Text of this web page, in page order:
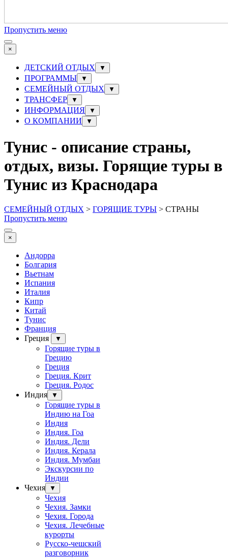
Пропустить меню
×
ДЕТСКИЙ ОТДЫХ ▼
ПРОГРАММЫ ▼
СЕМЕЙНЫЙ ОТДЫХ ▼
ТРАНСФЕР ▼
ИНФОРМАЦИЯ ▼
О КОМПАНИИ ▼
Тунис - описание страны,
отдых, визы. Горящие туры в
Тунис из Краснодара
СЕМЕЙНЫЙ ОТДЫХ > ГОРЯЩИЕ ТУРЫ > СТРАНЫ
Пропустить меню
×
Андорра
Болгария
Вьетнам
Испания
Италия
Кипр
Китай
Тунис
Франция
Греция
▼
Горящие туры в
Грецию
Греция
Греция. Крит
Греция. Родос
Индия
▼
Горящие туры в
Индию на Гоа
Индия
Индия. Гоа
Индия. Дели
Индия. Керала
Индия. Мумбаи
Экскурсии по
Индии
Чехия
▼
Чехия
Чехия. Замки
Чехия. Города
Чехия. Лечебные
курорты
Русско-чешский
разговорник